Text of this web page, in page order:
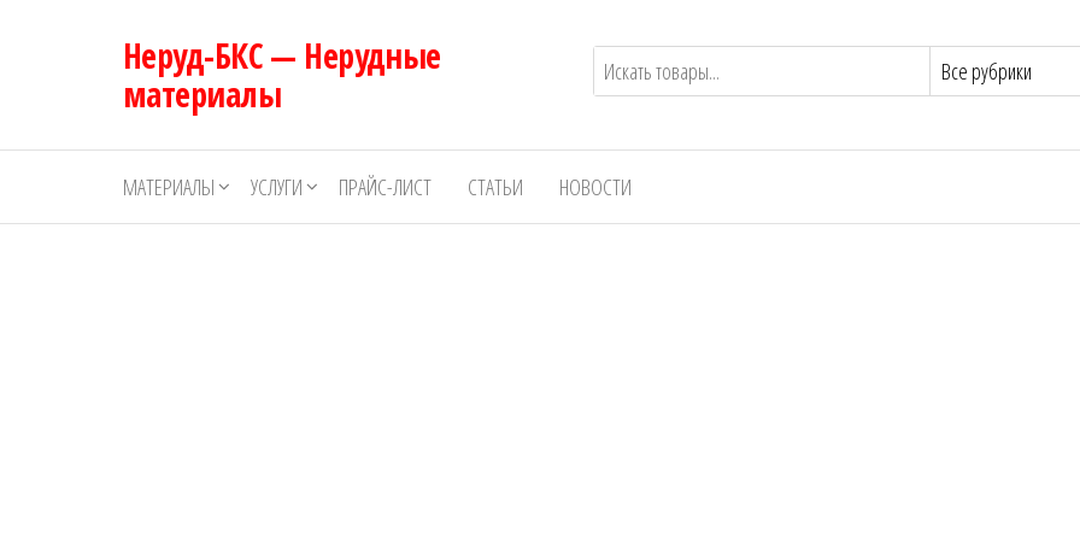
Неруд-БКС — Нерудные
материалы
МАТЕРИАЛЫ УСЛУГИ ПРАЙС-ЛИСТ СТАТЬИ НОВОСТИ